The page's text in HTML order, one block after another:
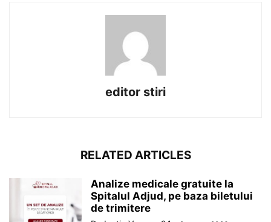
editor stiri
RELATED ARTICLES
Analize medicale gratuite la
Spitalul Adjud, pe baza biletului
de trimitere